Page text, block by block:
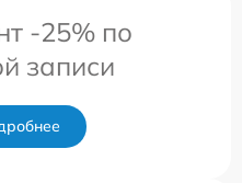
-25% по
записи